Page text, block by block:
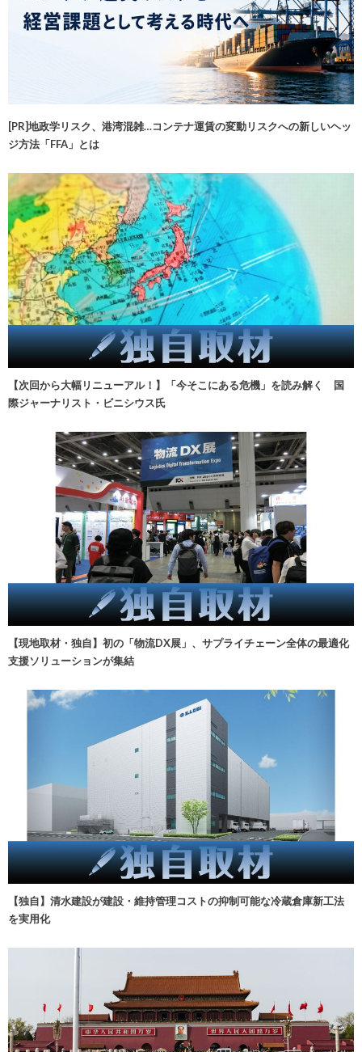
[PR]地政学リスク、港湾混雑…コンテナ運賃の変動リスクへの新しいヘッ
ジ方法「FFA」とは
【次回から大幅リニューアル！】「今そこにある危機」を読み解く 国
際ジャーナリスト・ビニシウス氏
【現地取材・独自】初の「物流DX展」、サプライチェーン全体の最適化
支援ソリューションが集結
【独自】清水建設が建設・維持管理コストの抑制可能な冷蔵倉庫新工法
を実用化